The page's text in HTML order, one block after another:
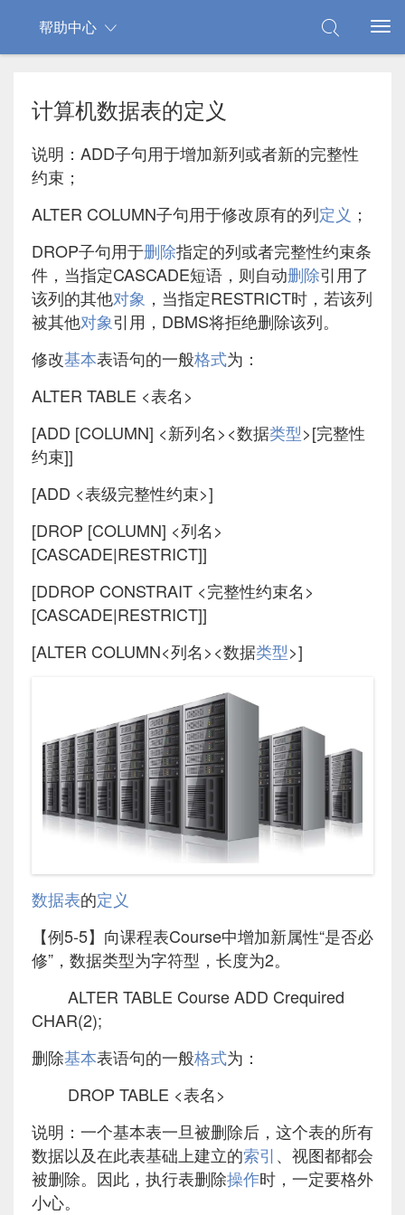
帮助中心
计算机数据表的定义
说明：ADD子句用于增加新列或者新的完整性
约束；
ALTER COLUMN子句用于修改原有的列定义 ；
DROP子句用于删除指定的列或者完整性约束条
件，当指定CASCADE短语，则自动删除引用了
该列的其他对象 ，当指定RESTRICT时，若该列
被其他对象引用，DBMS将拒绝删除该列。
修改基本表语句的一般格式为：
ALTER TABLE <表名>
[ADD [COLUMN] <新列名><数据类型>[完整性
约束]]
[ADD <表级完整性约束>]
[DROP [COLUMN] <列名>
[CASCADE|RESTRICT]]
[DDROP CONSTRAIT <完整性约束名>
[CASCADE|RESTRICT]]
[ALTER COLUMN<列名><数据类型>]
数据表的定义
【例5-5】向课程表Course中增加新属性“是否必
修”，数据类型为字符型，长度为2。
ALTER TABLE Course ADD Crequired
CHAR(2);
删除基本表语句的一般格式为：
DROP TABLE <表名>
说明：一个基本表一旦被删除后，这个表的所有
数据以及在此表基础上建立的索引、视图都都会
被删除。因此，执行表删除操作时，一定要格外
小心。